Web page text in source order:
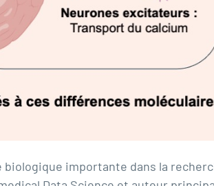
importante dans la